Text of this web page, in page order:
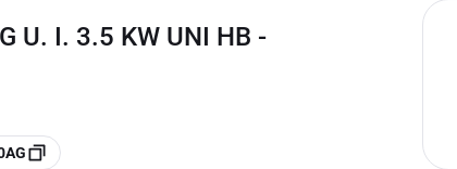
U. I. 3.5 KW UNI HB -